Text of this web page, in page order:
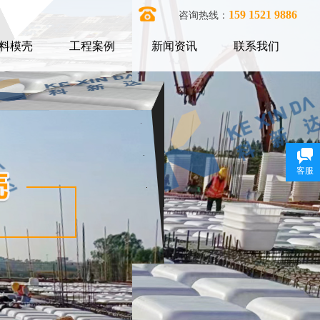
咨询热线： 159 1521 9886
模壳 工程案例 新闻资讯 联系我们
客服